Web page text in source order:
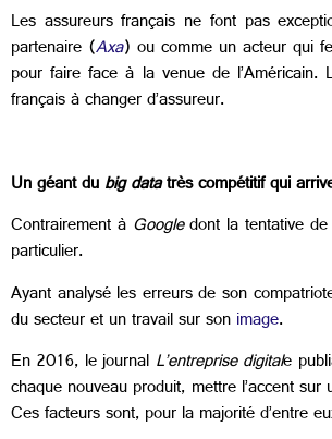
Les assureurs français ne font pas
partenaire (Axa) ou comme un acteur qui
pour faire face à la venue de l’Américain.
français à changer d’assureur.
Un géant dubig datatrès compétitif qui
Contrairement à Googledont la tentative de
particulier.
Ayant analysé les erreurs de son
du secteur et un travail sur sonimage.
En 2016, le journal L’entreprise digitale
chaque nouveau produit, mettre l’accent
Ces facteurs sont, pour la majorité d’entre